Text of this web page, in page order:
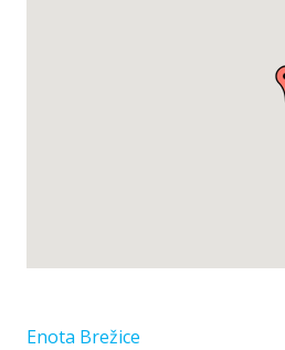
Enota Brežice